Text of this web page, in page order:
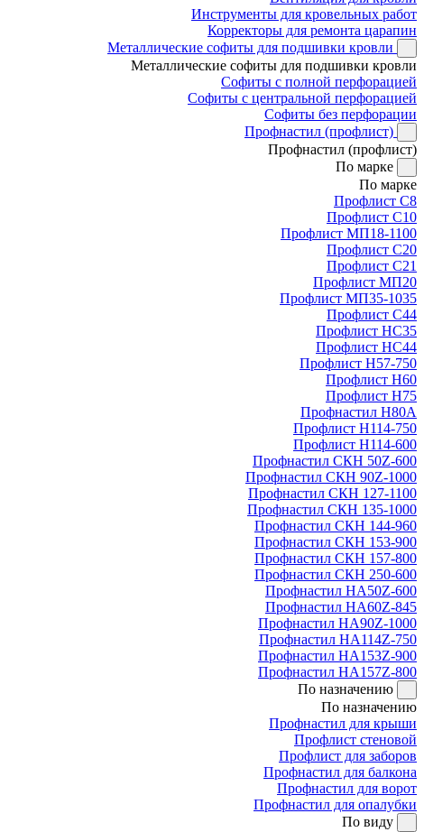
Инструменты для кровельных работ
Корректоры для ремонта царапин
Металлические софиты для подшивки кровли
Металлические софиты для подшивки кровли
Софиты с полной перфорацией
Софиты с центральной перфорацией
Софиты без перфорации
Профнастил (профлист)
Профнастил (профлист)
По марке
По марке
Профлист С8
Профлист С10
Профлист МП18-1100
Профлист С20
Профлист С21
Профлист МП20
Профлист МП35-1035
Профлист С44
Профлист НС35
Профлист НС44
Профлист Н57-750
Профлист Н60
Профлист Н75
Профнастил Н80А
Профлист Н114-750
Профлист Н114-600
Профнастил СКН 50Z-600
Профнастил СКН 90Z-1000
Профнастил СКН 127-1100
Профнастил СКН 135-1000
Профнастил СКН 144-960
Профнастил СКН 153-900
Профнастил СКН 157-800
Профнастил СКН 250-600
Профнастил НА50Z-600
Профнастил НА60Z-845
Профнастил НА90Z-1000
Профнастил НА114Z-750
Профнастил НА153Z-900
Профнастил НА157Z-800
По назначению
По назначению
Профнастил для крыши
Профлист стеновой
Профлист для заборов
Профнастил для балкона
Профнастил для ворот
Профнастил для опалубки
По виду